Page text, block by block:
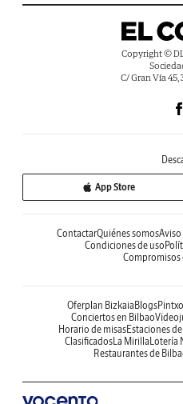
Copyright ©
C/ Gran Vía 45,
App Store
ContactarQuiénes somosAviso
Condiciones de uso
Compromisos
Oferplan Bizkaia Blogs
Conciertos en Bilbao
Horario de misasEstaciones
Clasificados La Mirilla Lotería
Restaurantes de